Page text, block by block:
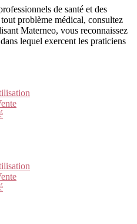
de santé et des
problème médical, consultez
Materneo, vous reconnaissez
lequel exercent les praticiens